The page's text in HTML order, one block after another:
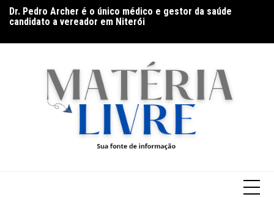
para
conteúdo
candidato a vereador em Niterói
O sucesso começa quando ninguém está vendo